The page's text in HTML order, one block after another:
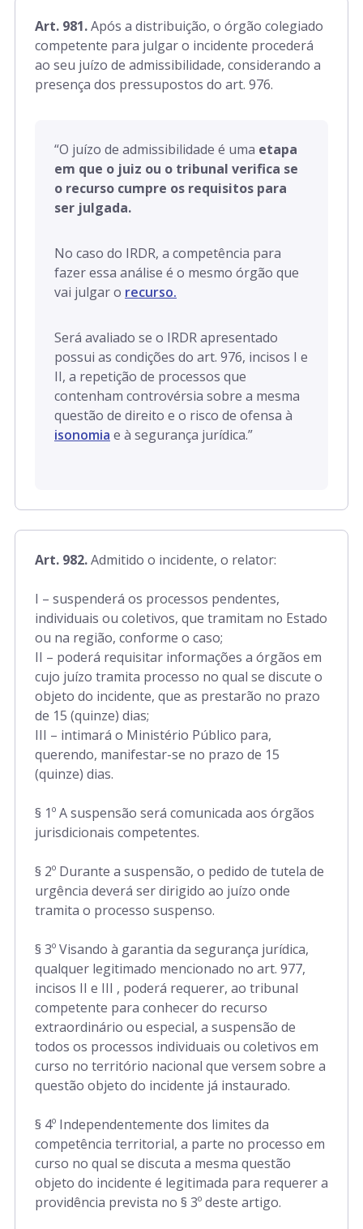
Art. 981.Após a distribuição, o órgão colegiado
competente para julgar o incidente procederá
ao seu juízo de admissibilidade, considerando a
presença dos pressupostos do art. 976.
“O juízo de admissibilidade é uma etapa
em que o juiz ou o tribunal verifica se
o recurso cumpre os requisitos para
ser julgada.
No caso do IRDR, a competência para
fazer essa análise é o mesmo órgão que
vai julgar o recurso.
Será avaliado se o IRDR apresentado
possui as condições do art. 976, incisos I e
II, a repetição de processos que
contenham controvérsia sobre a mesma
questão de direito e o risco de ofensa à
isonomia e à segurança jurídica.”
Art. 982.Admitido o incidente, o relator:
I – suspenderá os processos pendentes,
individuais ou coletivos, que tramitam no Estado
ou na região, conforme o caso;
II – poderá requisitar informações a órgãos em
cujo juízo tramita processo no qual se discute o
objeto do incidente, que as prestarão no prazo
de 15 (quinze) dias;
III – intimará o Ministério Público para,
querendo, manifestar-se no prazo de 15
(quinze) dias.
§ 1º A suspensão será comunicada aos órgãos
jurisdicionais competentes.
§ 2º Durante a suspensão, o pedido de tutela de
urgência deverá ser dirigido ao juízo onde
tramita o processo suspenso.
§ 3º Visando à garantia da segurança jurídica,
qualquer legitimado mencionado no art. 977,
incisos II e III , poderá requerer, ao tribunal
competente para conhecer do recurso
extraordinário ou especial, a suspensão de
todos os processos individuais ou coletivos em
curso no território nacional que versem sobre a
questão objeto do incidente já instaurado.
§ 4º Independentemente dos limites da
competência territorial, a parte no processo em
curso no qual se discuta a mesma questão
objeto do incidente é legitimada para requerer a
providência prevista no § 3º deste artigo.